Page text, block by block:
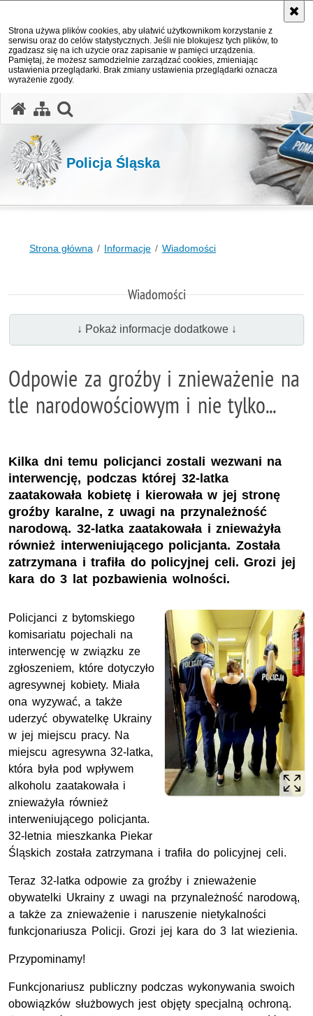
Strona używa plików cookies, aby ułatwić użytkownikom korzystanie z
serwisu oraz do celów statystycznych. Jeśli nie blokujesz tych plików, to
zgadzasz się na ich użycie oraz zapisanie w pamięci urządzenia.
Pamiętaj, że możesz samodzielnie zarządzać cookies, zmieniając
ustawienia przeglądarki. Brak zmiany ustawienia przeglądarki oznacza
wyrażenie zgody.
Policja Śląska
Strona główna Informacje Wiadomości
Wiadomości
↓ Pokaż informacje dodatkowe ↓
Odpowie za groźby i znieważenie na
tle narodowościowym i nie tylko...
Kilka dni temu policjanci zostali wezwani na
interwencję, podczas której 32-latka
zaatakowała kobietę i kierowała w jej stronę
groźby karalne, z uwagi na przynależność
narodową. 32-latka zaatakowała i znieważyła
również interweniującego policjanta. Została
zatrzymana i trafiła do policyjnej celi. Grozi jej
kara do 3 lat pozbawienia wolności.
Policjanci z bytomskiego
komisariatu pojechali na
interwencję w związku ze
zgłoszeniem, które dotyczyło
agresywnej kobiety. Miała
ona wyzywać, a także
uderzyć obywatelkę Ukrainy
w jej miejscu pracy. Na
miejscu agresywna 32-latka,
która była pod wpływem
alkoholu zaatakowała i
znieważyła również
interweniującego policjanta.
32-letnia mieszkanka Piekar
Śląskich została zatrzymana i trafiła do policyjnej celi.
Teraz 32-latka odpowie za groźby i znieważenie
obywatelki Ukrainy z uwagi na przynależność narodową,
a także za znieważenie i naruszenie nietykalności
funkcjonariusza Policji. Grozi jej kara do 3 lat wiezienia.
Przypominamy!
Funkcjonariusz publiczny podczas wykonywania swoich
obowiązków służbowych jest objęty specjalną ochroną.